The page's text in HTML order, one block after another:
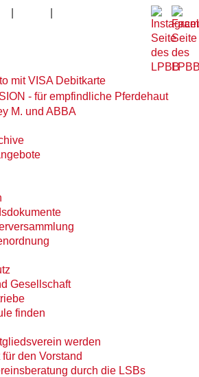
Gesellschaft
finden
werden
für den Vorstand
durch die LSBs